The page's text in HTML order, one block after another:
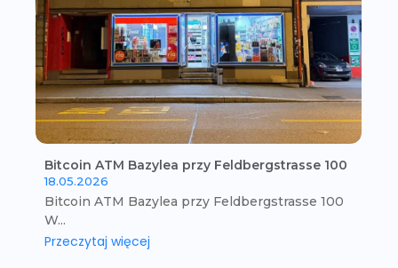
Bitcoin ATM Bazylea przy Feldbergstrasse 100
18.05.2026
Bitcoin ATM Bazylea przy Feldbergstrasse 100
W...
Przeczytaj więcej